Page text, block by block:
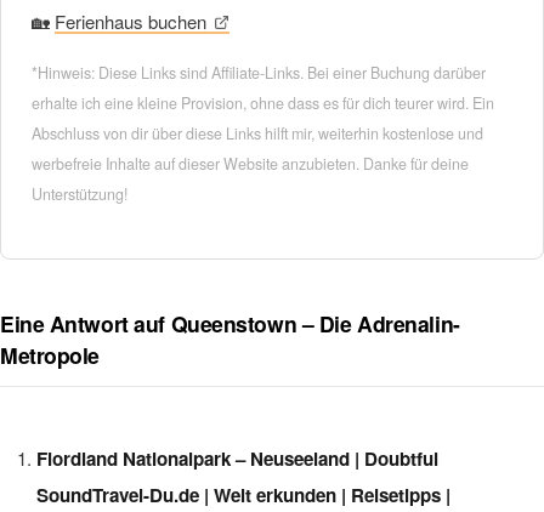
🏡 Ferienhaus buchen
*Hinweis: Diese Links sind Affiliate-Links. Bei einer Buchung darüber
erhalte ich eine kleine Provision, ohne dass es für dich teurer wird. Ein
Abschluss von dir über diese Links hilft mir, weiterhin kostenlose und
werbefreie Inhalte auf dieser Website anzubieten. Danke für deine
Unterstützung!
Eine Antwort auf Queenstown – Die Adrenalin-
Metropole
Fiordland Nationalpark – Neuseeland | Doubtful
SoundTravel-Du.de | Welt erkunden | Reisetipps |